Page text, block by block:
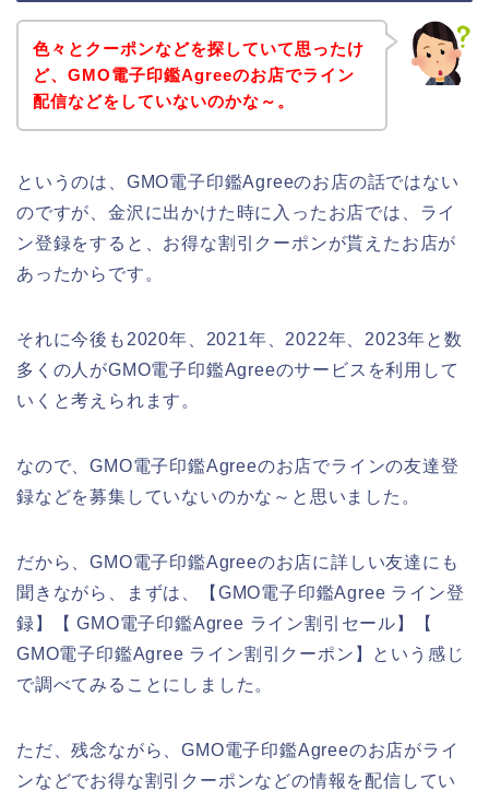
色々とクーポンなどを探していて思ったけ
ど、GMO電子印鑑Agreeのお店でライン
配信などをしていないのかな～。
というのは、GMO電子印鑑Agreeのお店の話ではない
のですが、金沢に出かけた時に入ったお店では、ライ
ン登録をすると、お得な割引クーポンが貰えたお店が
あったからです。
それに今後も2020年、2021年、2022年、2023年と数
多くの人がGMO電子印鑑Agreeのサービスを利用して
いくと考えられます。
なので、GMO電子印鑑Agreeのお店でラインの友達登
録などを募集していないのかな～と思いました。
だから、GMO電子印鑑Agreeのお店に詳しい友達にも
聞きながら、まずは、【GMO電子印鑑Agree ライン登
録】【 GMO電子印鑑Agree ライン割引セール】【
GMO電子印鑑Agree ライン割引クーポン】という感じ
で調べてみることにしました。
ただ、残念ながら、GMO電子印鑑Agreeのお店がライ
ンなどでお得な割引クーポンなどの情報を配信してい